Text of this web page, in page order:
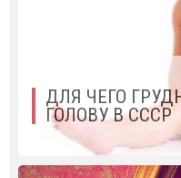
ДЛЯ ЧЕГО
ГОЛОВУ В СССР